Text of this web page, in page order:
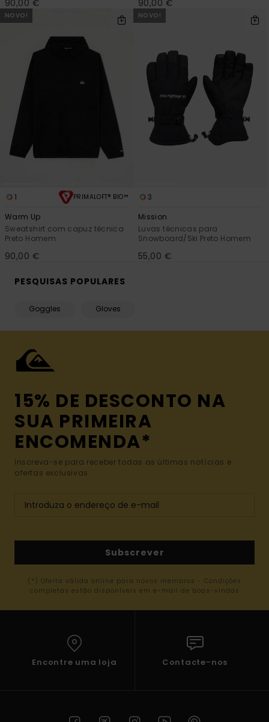
90,00 € 90,00 €
NOVO!
1 PRIMALOFT® BIO™
Warm Up
Sweatshirt com capuz técnica
Preto Homem
90,00 €
NOVO!
3
Mission
Luvas técnicas para
Snowboard/Ski Preto Homem
55,00 €
PESQUISAS POPULARES
Goggles Gloves
15% DE DESCONTO NA
SUA PRIMEIRA
ENCOMENDA*
Inscreva-se para receber todas as últimas notícias e
ofertas exclusivas.
Subscrever
(*) Oferta válida online para novos membros - Condições
completas estão disponíveis em e-mail de boas-vindas
Encontre uma loja Contacte-nos